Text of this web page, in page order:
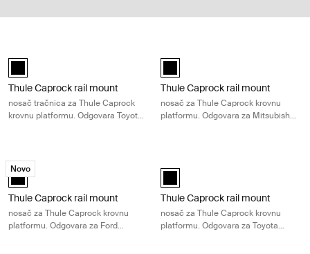
Thule Caprock rail mount Crna (selected)
Thule Caprock rail mount
nosač tračnica za Thule Caprock
krovnu platformu. Odgovara Toyota
Thule Caprock rail mount Crna
Thule Caprock rail mount
nosač za Thule Caprock krovnu
platformu. Odgovara za Mitsubishi
Thule Caprock rail mount nosač za Thule Caprock krovnu platformu.
Novo
Thule Caprock rail mount Crna (selected)
Thule Caprock rail mount
nosač za Thule Caprock krovnu
platformu. Odgovara za Ford
Thule Caprock rail mount Crna
Thule Caprock rail mount
nosač za Thule Caprock krovnu
platformu. Odgovara za Toyota